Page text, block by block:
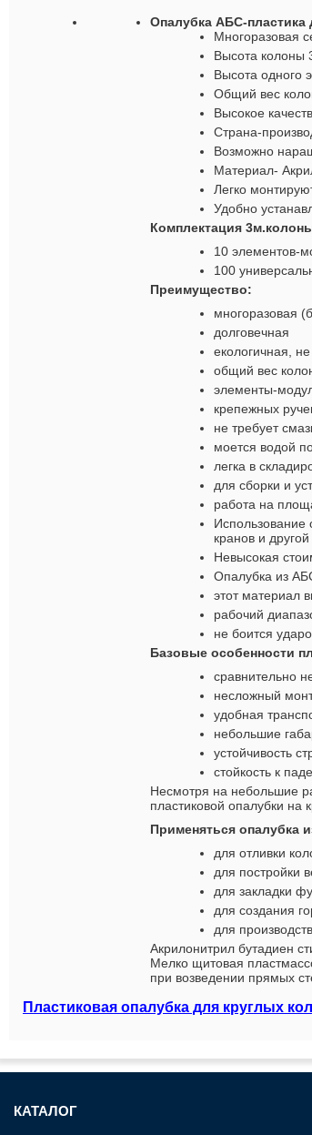
Опалубка АБС-пластика
Многоразовая
Высота колоны
Высота одного
Общий вес
Высокое
Страна-
Возможно
Материал-
Легко
Удобно
Комплектация
10 элементов-
100
Преимущество:
многоразовая
долговечная
екологичная,
общий вес
элементы-
крепежных
не требует
моется водой
легка в
для сборки и
работа на
Использование
кранов и
Невысокая
Опалубка из
этот материал
рабочий
не боится
Базовые особенности
сравнительно
несложный
удобная
небольшие
устойчивость
стойкость к
Несмотря на небольшие
пластиковой опалубки на
Применяться опалубка
для отливки
для постройки
для закладки
для создания
для
Акрилонитрил бутадиен
Мелко щитовая
при возведении прямых
Пластиковая опалубка для круглых
КАТАЛОГ